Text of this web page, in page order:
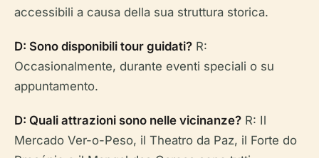
accessibili a causa della sua struttura storica.
D: Sono disponibili tour guidati? R:
Occasionalmente, durante eventi speciali o su
appuntamento.
D: Quali attrazioni sono nelle vicinanze? R: Il
Mercado Ver-o-Peso, il Theatro da Paz, il Forte do